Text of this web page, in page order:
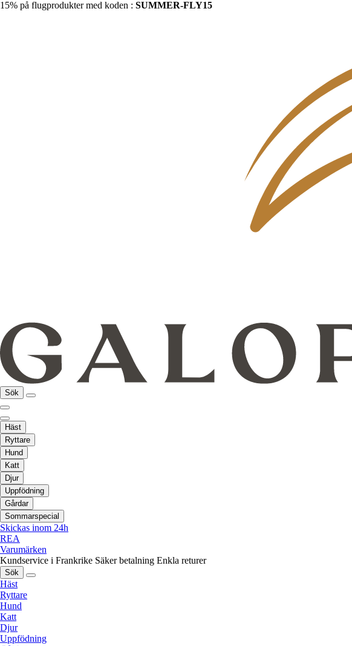
15% på flugprodukter med koden : SUMMER-FLY15
Sök
Häst
Ryttare
Hund
Katt
Djur
Uppfödning
Gårdar
Sommarspecial
Skickas inom 24h
REA
Varumärken
Kundservice i Frankrike Säker betalning Enkla returer
Sök
Häst
Ryttare
Hund
Katt
Djur
Uppfödning